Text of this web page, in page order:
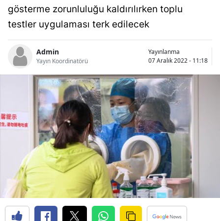
Bilecik
Bingöl
Bitlis
Bolu
Burdur
Bursa
Çanakkale
Çankırı
Çorum
gösterme zorunluluğu kaldırılırken toplu
testler uygulaması terk edilecek
Admin
Yayın Koordinatörü
Yayınlanma
07 Aralık 2022 - 11:18